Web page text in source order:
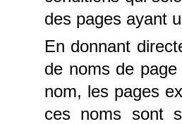
des pages ayant
En donnant
de noms de
nom, les pages
ces noms sont